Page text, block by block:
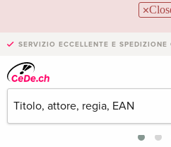
SERVIZIO ECCELLENTE E SPEDIZIONE